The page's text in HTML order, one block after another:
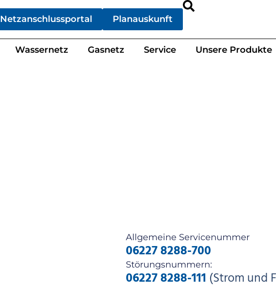
Netzanschlussportal Planauskunft
Wassernetz Gasnetz Service Unsere Produkte
Allgemeine Servicenummer
06227 8288-700
Störungsnummern:
06227 8288-111 (Strom und